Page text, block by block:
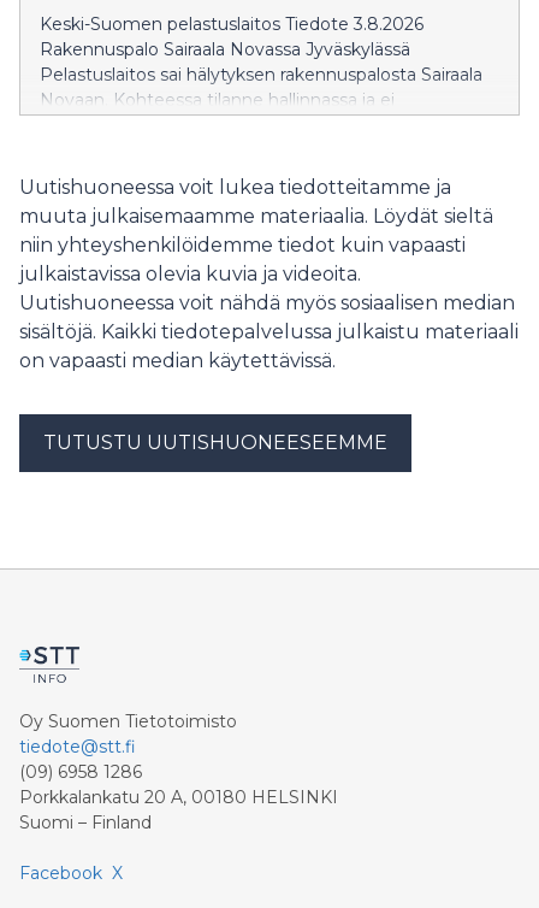
Keski-Suomen pelastuslaitos Tiedote 3.8.2026
Rakennuspalo Sairaala Novassa Jyväskylässä
Pelastuslaitos sai hälytyksen rakennuspalosta Sairaala
Novaan. Kohteessa tilanne hallinnassa ja ei
ylläpitopäällikkö 050 361 0320
Uutishuoneessa voit lukea tiedotteitamme ja
muuta julkaisemaamme materiaalia. Löydät sieltä
niin yhteyshenkilöidemme tiedot kuin vapaasti
julkaistavissa olevia kuvia ja videoita.
Uutishuoneessa voit nähdä myös sosiaalisen median
sisältöjä. Kaikki tiedotepalvelussa julkaistu materiaali
on vapaasti median käytettävissä.
TUTUSTU UUTISHUONEESEEMME
Oy Suomen Tietotoimisto
tiedote@stt.fi
(09) 6958 1286
Porkkalankatu 20 A, 00180 HELSINKI
Suomi – Finland
Facebook X